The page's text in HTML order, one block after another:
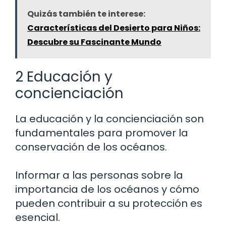
Quizás también te interese:
Características del Desierto para Niños:
Descubre su Fascinante Mundo
2 Educación y
concienciación
La educación y la concienciación son
fundamentales para promover la
conservación de los océanos.
Informar a las personas sobre la
importancia de los océanos y cómo
pueden contribuir a su protección es
esencial.